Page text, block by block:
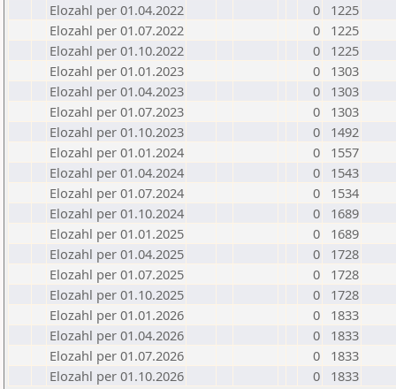
Elozahl per 01.04.2022
0
1225
Elozahl per 01.07.2022
0
1225
Elozahl per 01.10.2022
0
1225
Elozahl per 01.01.2023
0
1303
Elozahl per 01.04.2023
0
1303
Elozahl per 01.07.2023
0
1303
Elozahl per 01.10.2023
0
1492
Elozahl per 01.01.2024
0
1557
Elozahl per 01.04.2024
0
1543
Elozahl per 01.07.2024
0
1534
Elozahl per 01.10.2024
0
1689
Elozahl per 01.01.2025
0
1689
Elozahl per 01.04.2025
0
1728
Elozahl per 01.07.2025
0
1728
Elozahl per 01.10.2025
0
1728
Elozahl per 01.01.2026
0
1833
Elozahl per 01.04.2026
0
1833
Elozahl per 01.07.2026
0
1833
Elozahl per 01.10.2026
0 1833